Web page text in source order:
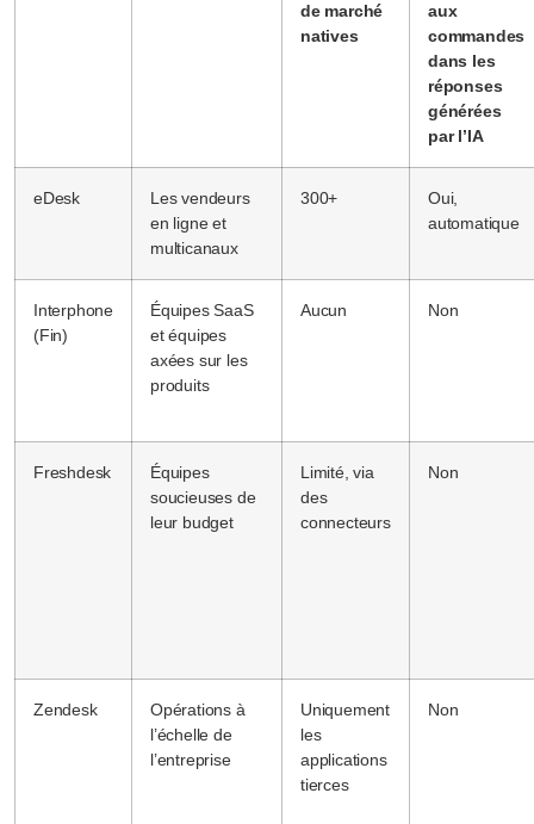
de marché
natives
aux
commandes
dans les
réponses
générées
par l’IA
eDesk
Les vendeurs
en ligne et
multicanaux
300+
Oui,
automatique
Interphone
(Fin)
Équipes SaaS
et équipes
axées sur les
produits
Aucun Non
Freshdesk
Équipes
soucieuses de
leur budget
Limité, via
des
connecteurs
Non
Zendesk
Opérations à
l’échelle de
l’entreprise
Uniquement
les
applications
tierces
Non